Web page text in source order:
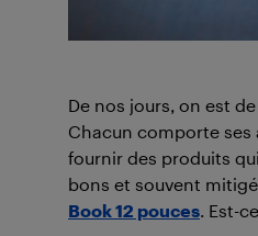
De nos jours, on est
Chacun comporte ses
fournir des produits
bons et souvent
Book 12 pouces. Est-